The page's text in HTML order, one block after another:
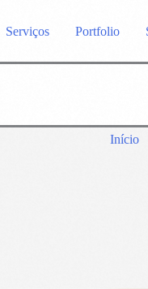
Serviços Portfolio
Início